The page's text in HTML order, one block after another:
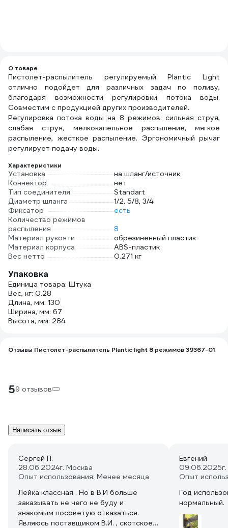
О товаре
Пистолет-распылитель регулируемый Plantic Light
отлично подойдет для различных задач по поливу,
благодаря возможности регулировки потока воды.
Совместим с продукцией других производителей.
Регулировка потока воды на 8 режимов: сильная струя,
слабая струя, мелкокапельное распыление, мягкое
распыление, жесткое распыление. Эргономичный рычаг
регулирует подачу воды.
Характеристики
Установка
на шланг/источник
Коннектор
нет
Тип соединителя
Standart
Диаметр шланга
1/2, 5/8, 3/4
Фиксатор
есть
Количество режимов
распыления
8
Материал рукояти
обрезиненный пластик
Материал корпуса
ABS-пластик
Вес нетто
0.271 кг
Упаковка
Единица товара: Штука
Вес, кг: 0.28
Длина, мм: 130
Ширина, мм: 67
Высота, мм: 284
Отзывы Пистолет-распылитель Plantic light 8 режимов 39367-01
59 отзывов
Написать отзыв
Сергей П.
28.06.2024г. Москва
Опыт использования: Менее месяца
Лейка классная . Но в В.И больше
заказывать не чего не буду и
знакомым посоветую отказаться.
Являюсь поставщиком В.И. , скотское
Евгений
09.06.2025
Опыт
Год
нормальный.